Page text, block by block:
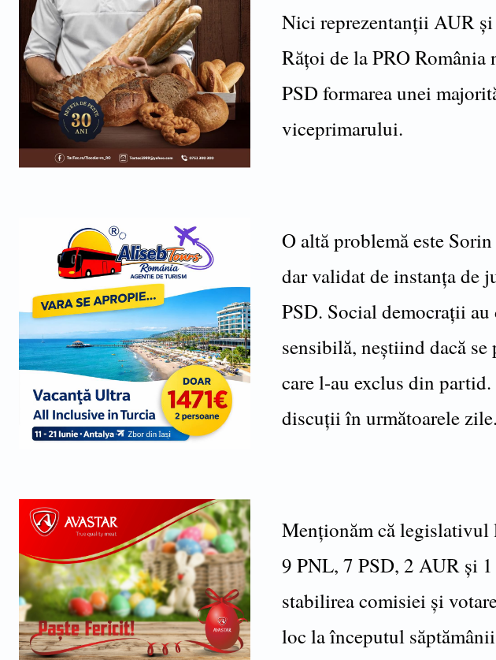
Nici reprezentanții AUR
Rățoi de la PRO România
PSD formarea unei
viceprimarului.
O altă problemă este
dar validat de instanța de
PSD. Social democrații au
sensibilă, neștiind dacă
care l-au exclus din partid.
discuții în următoarele zile.
Menționăm că legislativul
9 PNL, 7 PSD, 2 AUR și
stabilirea comisiei și
loc la începutul